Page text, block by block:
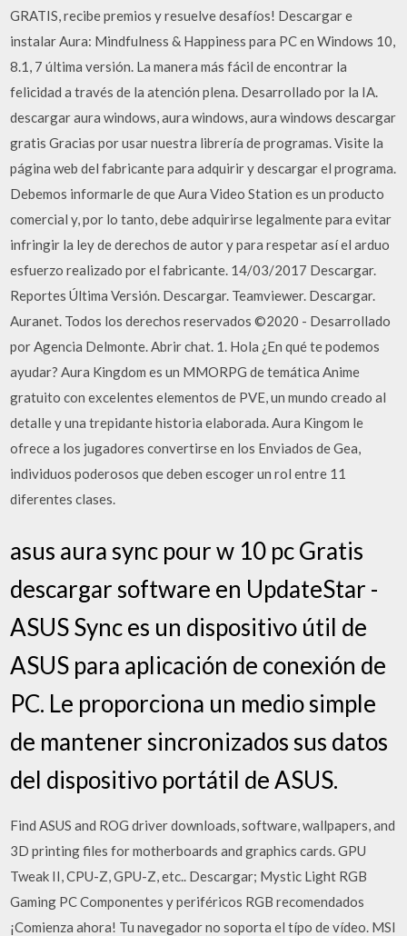
GRATIS, recibe premios y resuelve desafíos! Descargar e
instalar Aura: Mindfulness & Happiness para PC en Windows 10,
8.1, 7 última versión. La manera más fácil de encontrar la
felicidad a través de la atención plena. Desarrollado por la IA.
descargar aura windows, aura windows, aura windows descargar
gratis Gracias por usar nuestra librería de programas. Visite la
página web del fabricante para adquirir y descargar el programa.
Debemos informarle de que Aura Video Station es un producto
comercial y, por lo tanto, debe adquirirse legalmente para evitar
infringir la ley de derechos de autor y para respetar así el arduo
esfuerzo realizado por el fabricante. 14/03/2017 Descargar.
Reportes Última Versión. Descargar. Teamviewer. Descargar.
Auranet. Todos los derechos reservados ©2020 - Desarrollado
por Agencia Delmonte. Abrir chat. 1. Hola ¿En qué te podemos
ayudar? Aura Kingdom es un MMORPG de temática Anime
gratuito con excelentes elementos de PVE, un mundo creado al
detalle y una trepidante historia elaborada. Aura Kingom le
ofrece a los jugadores convertirse en los Enviados de Gea,
individuos poderosos que deben escoger un rol entre 11
diferentes clases.
asus aura sync pour w 10 pc Gratis
descargar software en UpdateStar -
ASUS Sync es un dispositivo útil de
ASUS para aplicación de conexión de
PC. Le proporciona un medio simple
de mantener sincronizados sus datos
del dispositivo portátil de ASUS.
Find ASUS and ROG driver downloads, software, wallpapers, and
3D printing files for motherboards and graphics cards. GPU
Tweak II, CPU-Z, GPU-Z, etc.. Descargar; Mystic Light RGB
Gaming PC Componentes y periféricos RGB recomendados
¡Comienza ahora! Tu navegador no soporta el típo de vídeo. MSI